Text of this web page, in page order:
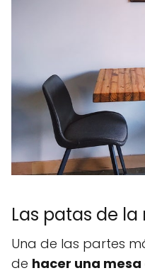
Las patas de la
Una de las partes
de hacer una